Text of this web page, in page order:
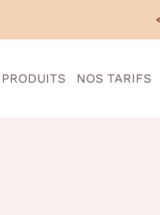
NOS TARIFS